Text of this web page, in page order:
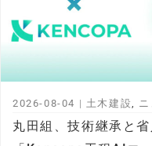
丸田組、技術継承と
2026-08-04 | 土木建設